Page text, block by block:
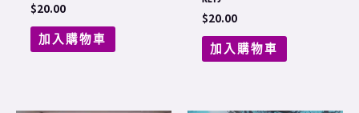
$20.00
加入購物車
$20.00
加入購物車